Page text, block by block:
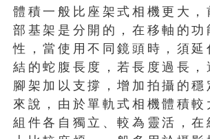
體積一般比座架式相機更大，
部基架是分開的，在移軸的功
性，當使用不同鏡頭時，須延
結的蛇腹長度，若長度過長，
腳架加以支撐，增加拍攝的穩
來說，由於單軌式相機體積較
組件各自獨立、較為靈活，在